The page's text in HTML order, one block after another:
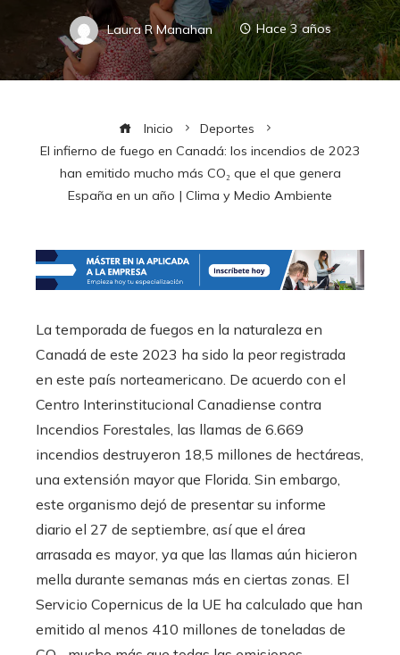
Laura R Manahan Hace 3 años
Inicio
Deportes
El infierno de fuego en Canadá: los incendios de 2023
han emitido mucho más CO₂ que el que genera
España en un año | Clima y Medio Ambiente
La temporada de fuegos en la naturaleza en
Canadá de este 2023 ha sido la peor registrada
en este país norteamericano. De acuerdo con el
Centro Interinstitucional Canadiense contra
Incendios Forestales, las llamas de 6.669
incendios destruyeron 18,5 millones de hectáreas,
una extensión mayor que Florida. Sin embargo,
este organismo dejó de presentar su informe
diario el 27 de septiembre, así que el área
arrasada es mayor, ya que las llamas aún hicieron
mella durante semanas más en ciertas zonas. El
Servicio Copernicus de la UE ha calculado que han
emitido al menos 410 millones de toneladas de